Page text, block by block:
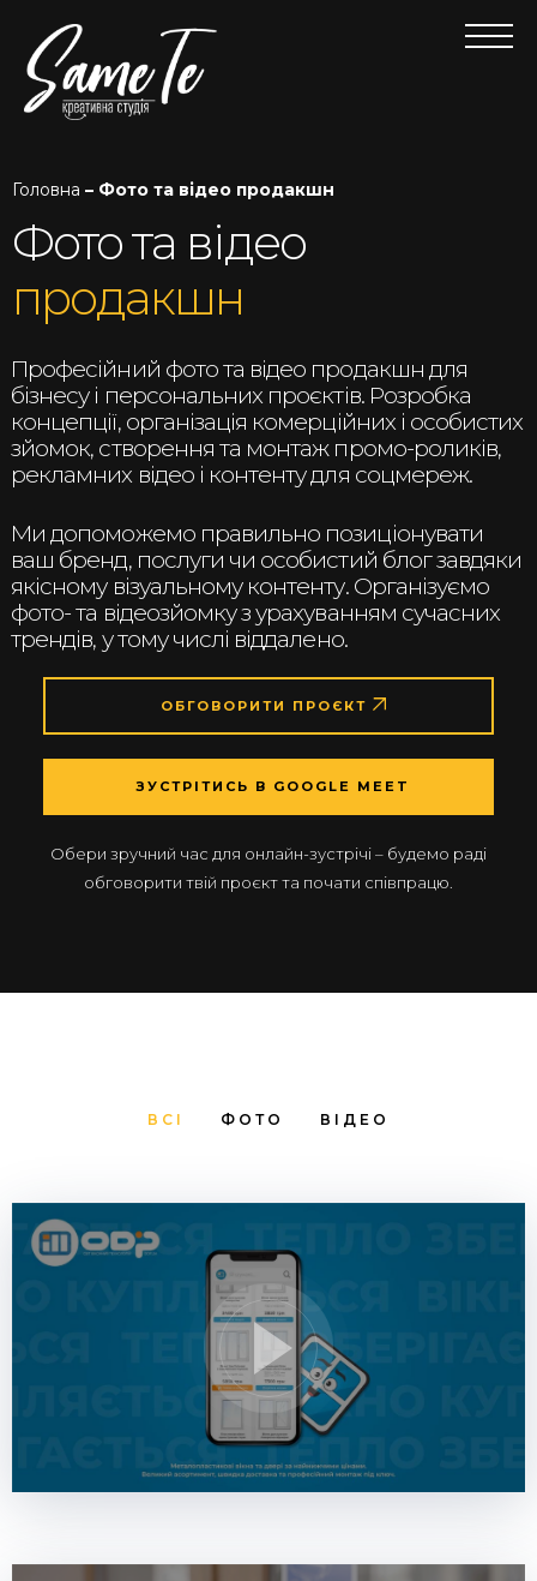
Головна – Фото та відео продакшн
Фото та відео
продакшн
Професійний фото та відео продакшн для
бізнесу і персональних проєктів. Розробка
концепції, організація комерційних і особистих
зйомок, створення та монтаж промо-роликів,
рекламних відео і контенту для соцмереж.
Ми допоможемо правильно позиціонувати
ваш бренд, послуги чи особистий блог завдяки
якісному візуальному контенту. Організуємо
фото- та відеозйомку з урахуванням сучасних
трендів, у тому числі віддалено.
ОБГОВОРИТИ ПРОЄКТ
ЗУСТРІТИСЬ В GOOGLE MEET
Обери зручний час для онлайн-зустрічі – будемо раді
обговорити твій проєкт та почати співпрацю.
ВСІ ФОТО ВІДЕО